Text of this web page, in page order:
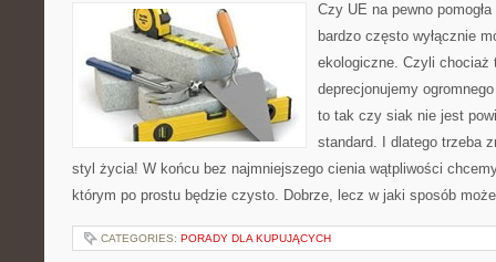
Czy UE na pewno
bardzo często wyłącznie
ekologiczne. Czyli chociaż
deprecjonujemy
to tak czy siak nie jest
standard. I dlatego trzeba
styl życia! W końcu bez najmniejszego cienia wątpliwości
którym po prostu będzie czysto. Dobrze, lecz w jaki sposób
CATEGORIES: PORADY DLA KUPUJĄCYCH